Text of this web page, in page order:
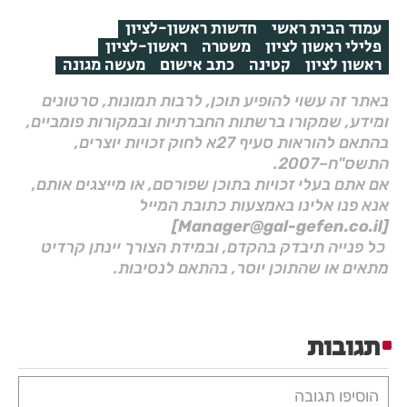
עמוד הבית ראשי חדשות ראשון-לציון
פלילי ראשון לציון משטרה ראשון-לציון
ראשון לציון קטינה כתב אישום מעשה מגונה
באתר זה עשוי להופיע תוכן, לרבות תמונות, סרטונים
ומידע, שמקורו ברשתות החברתיות ובמקורות פומביים,
בהתאם להוראות סעיף 27א לחוק זכויות יוצרים,
התשס"ח–2007.
אם אתם בעלי זכויות בתוכן שפורסם, או מייצגים אותם,
אנא פנו אלינו באמצעות כתובת המייל
[Manager@gal-gefen.co.il]
כל פנייה תיבדק בהקדם, ובמידת הצורך יינתן קרדיט
מתאים או שהתוכן יוסר, בהתאם לנסיבות.
תגובות
הוסיפו תגובה